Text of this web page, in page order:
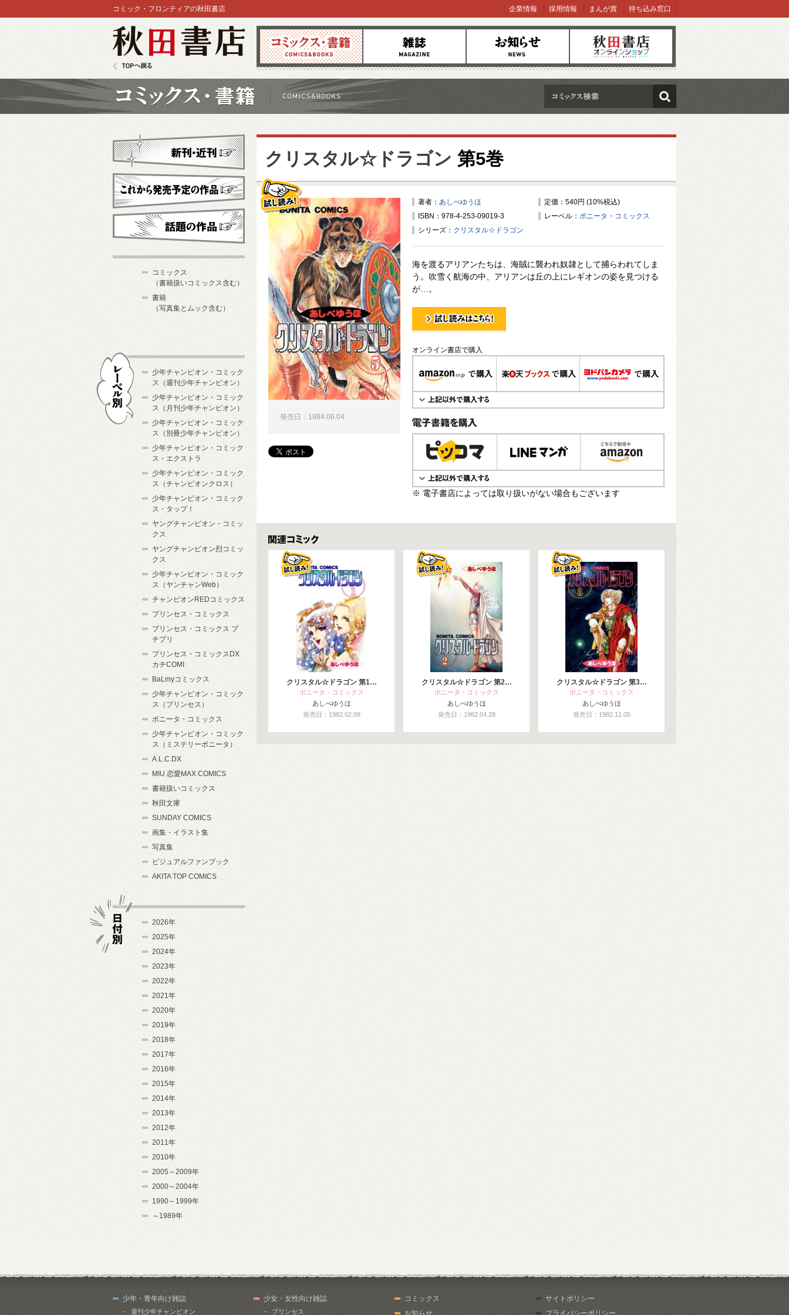
コミックス 雑誌 お知らせ オンラインショップ
コミック・フロンティアの秋田書店 企業情報 採用情報 まんが賞 持ち込み窓口
検索
クリスタル☆ドラゴン 第5巻
著者： あしべゆうほ
定価：540円 (10%税込)
ISBN：978-4-253-09019-3
レーベル： ボニータ・コミックス
シリーズ： クリスタル☆ドラゴン
海を渡るアリアンたちは、海賊に襲われ奴隷として捕らわれてしま
う。吹雪く航海の中、アリアンは丘の上にレギオンの姿を見つける
が…。
オンライン書店で購入
電子書籍で購入
※ 電子書店によっては取り扱いがない場合もございます
発売日：1984.06.04
関連コミックス
クリスタル☆ドラゴン 第1…
ボニータ・コミックス
あしべゆうほ
発売日：1982.02.09
クリスタル☆ドラゴン 第2…
ボニータ・コミックス
あしべゆうほ
発売日：1982.04.28
クリスタル☆ドラゴン 第3…
ボニータ・コミックス
あしべゆうほ
発売日：1982.11.05
新刊・近刊
これから発売予定
コミックス
（書籍扱いコミックス含む）
書籍
（写真集とムック含む）
少年チャンピオン・コミック
ス（週刊少年チャンピオン）
少年チャンピオン・コミック
ス（月刊少年チャンピオン）
少年チャンピオン・コミック
ス（別冊少年チャンピオン）
少年チャンピオン・コミック
ス・エクストラ
少年チャンピオン・コミック
ス（チャンピオンクロス）
少年チャンピオン・コミック
ス・タップ！
ヤングチャンピオン・コミッ
クス
ヤングチャンピオン烈コミッ
クス
少年チャンピオン・コミック
ス（ヤンチャンWeb）
チャンピオンREDコミックス
プリンセス・コミックス
プリンセス・コミックス プ
チプリ
プリンセス・コミックスDX
カチCOMI
BaLmyコミックス
少年チャンピオン・コミック
ス（プリンセス）
ボニータ・コミックス
少年チャンピオン・コミック
ス（ミステリーボニータ）
A.L.C.DX
MIU 恋愛MAX COMICS
書籍扱いコミックス
秋田文庫
SUNDAY COMICS
画集・イラスト集
写真集
ビジュアルファンブック
AKITA TOP COMICS
2026年
2025年
2024年
2023年
2022年
2021年
2020年
2019年
2018年
2017年
2016年
2015年
2014年
2013年
2012年
2011年
2010年
2005～2009年
2000～2004年
1990～1999年
～1989年
少年・青年向け雑誌
週刊少年チャンピオン
少女・女性向け雑誌
プリンセス
コミックス
お知らせ
サイトポリシー
プライバシーポリシー